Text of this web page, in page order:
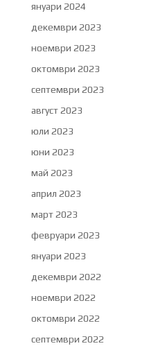
януари 2024
декември 2023
ноември 2023
октомври 2023
септември 2023
август 2023
юли 2023
юни 2023
май 2023
април 2023
март 2023
февруари 2023
януари 2023
декември 2022
ноември 2022
октомври 2022
септември 2022